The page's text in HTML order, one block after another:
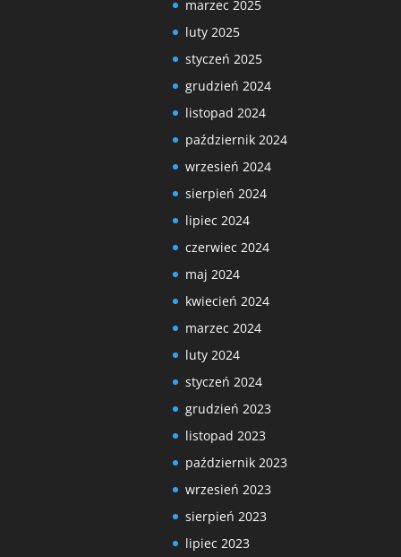
marzec 2025
luty 2025
styczeń 2025
grudzień 2024
listopad 2024
październik 2024
wrzesień 2024
sierpień 2024
lipiec 2024
czerwiec 2024
maj 2024
kwiecień 2024
marzec 2024
luty 2024
styczeń 2024
grudzień 2023
listopad 2023
październik 2023
wrzesień 2023
sierpień 2023
lipiec 2023